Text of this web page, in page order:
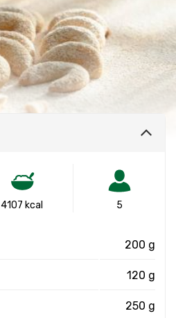
4107 kcal 5
200 g
120 g
250 g